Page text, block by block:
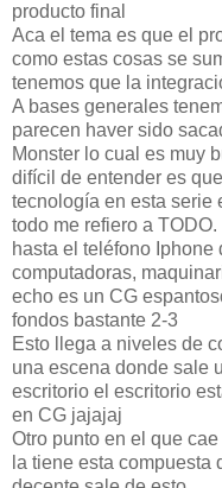
producto final
Aca el tema es que el
como estas cosas se
tenemos que la
A bases generales
parecen haver sido
Monster lo cual es muy
difícil de entender es
tecnología en esta serie
todo me refiero a
hasta el teléfono Iphone
computadoras,
echo es un CG
fondos bastante 2-3
Esto llega a niveles de
una escena donde sale
escritorio el escritorio
en CG jajajaj
Otro punto en el que
la tiene esta compuesta